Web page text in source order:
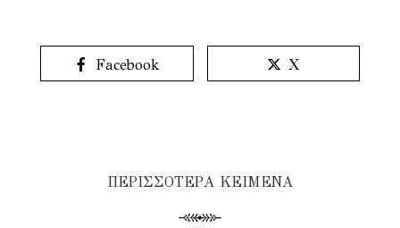
Facebook X
ΠΕΡΙΣΣΟΤΕΡΑ ΚΕΙΜΕΝΑ